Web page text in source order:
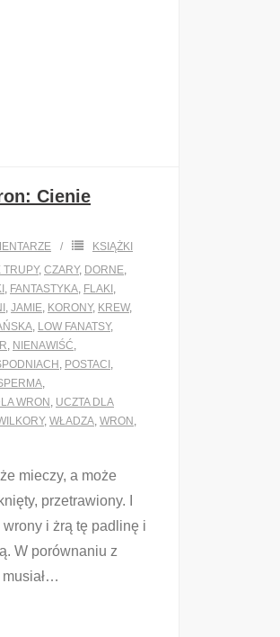
Cienie
KSIĄŻKI
TRUPY, CZARY, DORNE
FANTASTYKA FLAKI
JAMIE KORONY, KREW,
LOW FANATSY,
NIENAWIŚĆ
POSTACI
WRON UCZTA DLA
, WŁADZA WRON
mieczy, a może
przetrawiony. I
wrony i żrą tę padlinę i
W porównaniu z
…